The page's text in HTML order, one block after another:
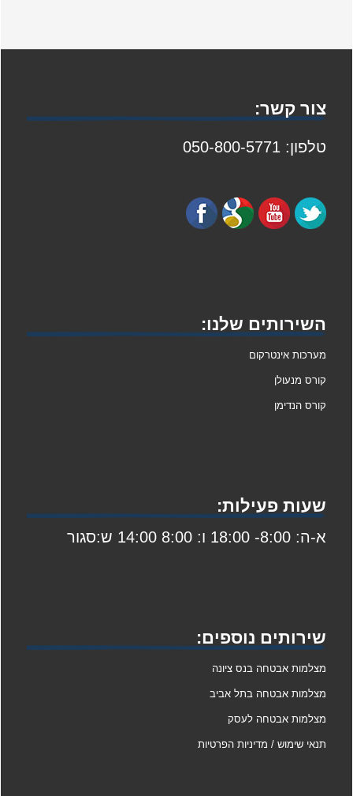
צור קשר:
טלפון: 050-800-5771
השירותים שלנו:
מערכות אינטרקום
קורס מנעולן
קורס הנדימן
שעות פעילות:
א-ה: 8:00- 18:00 ו: 8:00 14:00 ש:סגור
שירותים נוספים:
מצלמות אבטחה בנס ציונה
מצלמות אבטחה בתל אביב
מצלמות אבטחה לעסק
תנאי שימוש / מדיניות הפרטיות